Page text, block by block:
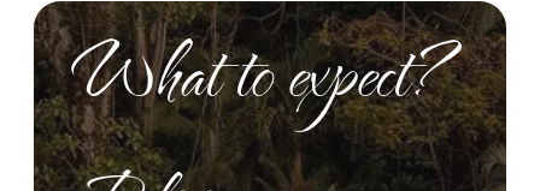
Placer matutino. Frutas tropicales frescas,
jugos naturales y aromático café costarricense,
sin límites y con recargas de cortesía.
carta, incluido al reservar en
el sitio web.
MENÚ